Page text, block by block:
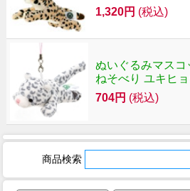
1,320円 (税込)
ぬいぐるみマスコ
ねそべり ユキヒ
704円 (税込)
商品検索